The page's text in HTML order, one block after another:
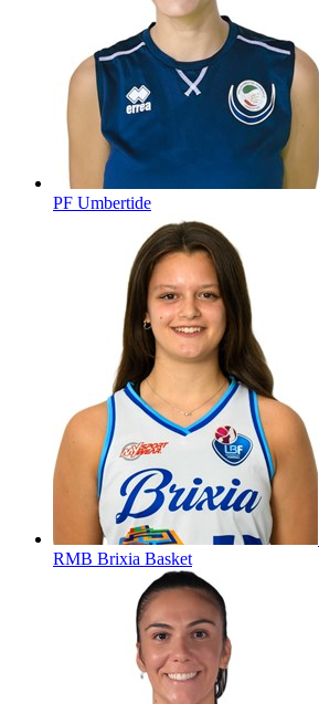
PF Umbertide
RMB Brixia Basket